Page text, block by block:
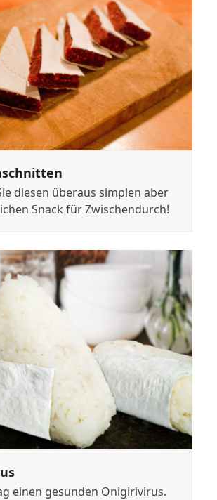
diesen überaus simplen aber
Snack für Zwischendurch!
einen gesunden Onigirivirus.